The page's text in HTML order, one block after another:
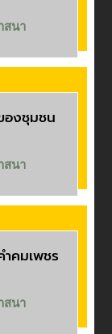
สนา
องชุมชน
สนา
ำคมเพชร
สนา